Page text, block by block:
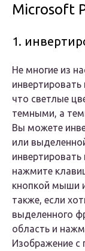
Microsoft
1.
Не многие из
что светлые
темными, а
Вы можете
или
нажмите
кнопкой мыши
также, если
выделенного
область и
Изображение с